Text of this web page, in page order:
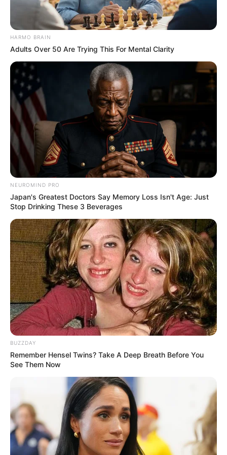
TAGS FILM INDONESIA PEMANDI JENAZAH
HARMO BRAIN
Adults Over 50 Are Trying This For Mental Clarity
NEUROMIND PRO
Japan's Greatest Doctors Say Memory Loss Isn't Age: Just
Stop Drinking These 3 Beverages
BUZZDAY
Remember Hensel Twins? Take A Deep Breath Before You
See Them Now